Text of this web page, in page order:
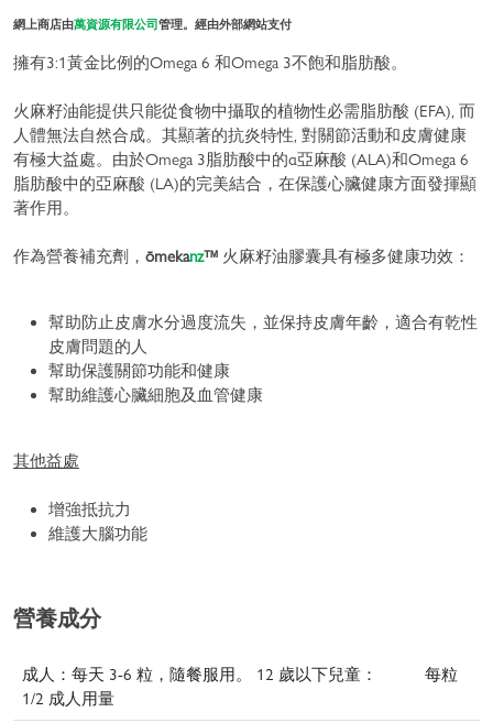
網上商店由萬資源有限公司管理。經由外部網站支付
擁有3:1黃金比例的Omega 6 和Omega 3不飽和脂肪酸。
火麻籽油能提供只能從食物中攝取的植物性必需脂肪酸 (EFA), 而
人體無法自然合成。其顯著的抗炎特性, 對關節活動和皮膚健康
有極大益處。由於Omega 3脂肪酸中的α亞麻酸 (ALA)和Omega 6
脂肪酸中的亞麻酸 (LA)的完美結合，在保護心臟健康方面發揮顯
著作用。
作為營養補充劑， ōmekanz™ 火麻籽油膠囊具有極多健康功效：
幫助防止皮膚水分過度流失，並保持皮膚年齡，適合有乾性
皮膚問題的人
幫助保護關節功能和健康
幫助維護心臟細胞及血管健康
其他益處
增強抵抗力
維護大腦功能
營養成分
成人：每天 3-6 粒，隨餐服用。 12 歲以下兒童：
1/2 成人用量
每粒